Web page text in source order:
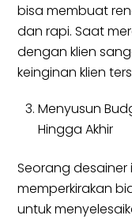
bisa membuat
dan rapi. Saat
dengan klien
keinginan klien
Menyusun
Hingga Akhir
Seorang
memperkirakan
untuk